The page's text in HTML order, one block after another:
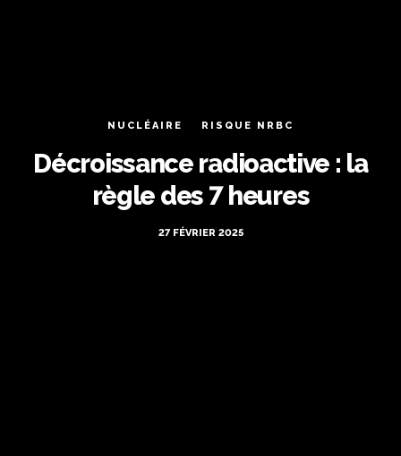
NUCLÉAIRE RISQUE NRBC
Décroissance radioactive : la
règle des 7 heures
27 FÉVRIER 2025